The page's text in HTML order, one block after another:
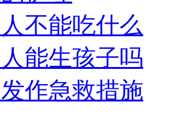
不能吃什么
能生孩子吗
作急救措施